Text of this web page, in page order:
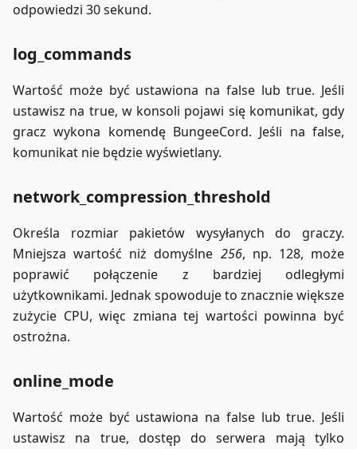
odpowiedzi 30 sekund.
log_commands
Wartość może być ustawiona na false lub true. Jeśli
ustawisz na true, w konsoli pojawi się komunikat, gdy
gracz wykona komendę BungeeCord. Jeśli na false,
komunikat nie będzie wyświetlany.
network_compression_threshold
Określa rozmiar pakietów wysyłanych do graczy.
Mniejsza wartość niż domyślne 256, np. 128, może
poprawić połączenie z bardziej odległymi
użytkownikami. Jednak spowoduje to znacznie większe
zużycie CPU, więc zmiana tej wartości powinna być
ostrożna.
online_mode
Wartość może być ustawiona na false lub true. Jeśli
ustawisz na true, dostęp do serwera mają tylko